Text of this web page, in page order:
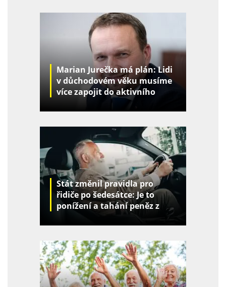
Marian Jurečka má plán: Lidi
v důchodovém věku musíme
více zapojit do aktivního
Stát změnil pravidla pro
řidiče po šedesátce: Je to
ponížení a tahání peněz z